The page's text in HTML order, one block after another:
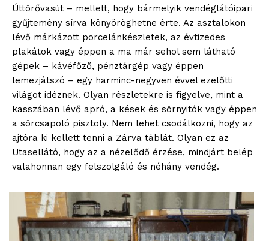
Úttörővasút – mellett, hogy bármelyik vendéglátóipari
gyűjtemény sírva könyöröghetne érte. Az asztalokon
lévő márkázott porcelánkészletek, az évtizedes
plakátok vagy éppen a ma már sehol sem látható
gépek – kávéfőző, pénztárgép vagy éppen
lemezjátszó – egy harminc-negyven évvel ezelőtti
világot idéznek. Olyan részletekre is figyelve, mint a
kasszában lévő apró, a kések és sörnyitók vagy éppen
a sörcsapoló pisztoly. Nem lehet csodálkozni, hogy az
ajtóra ki kellett tenni a Zárva táblát. Olyan ez az
Utasellátó, hogy az a nézelődő érzése, mindjárt belép
valahonnan egy felszolgáló és néhány vendég.